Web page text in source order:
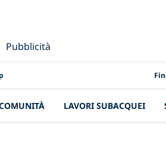
Pubblicità
LAVORI SUBACQUEI